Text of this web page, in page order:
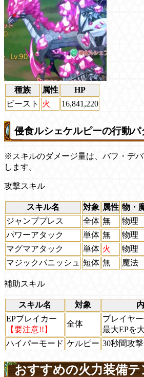
種族 属性
HP
ビースト
火 16,841,220
侵食ルシェケルピーの行動パ
※スキルのダメージ量は、バフ・デ
します。
攻撃スキル
スキル名 対象 属性 物・
ジャンププレス
全体 無 物理
パワーアタック
単体 無 物理
マグマアタック
単体 火 物理
マジックバニッシュ
短体 無 魔法
補助スキル
スキル名 対象
EPブレイカー
【要注意!!】
全体
プレイヤ
最大EPを
ハイパーモード ケルピー 30秒間攻
おすすめの火力装備テ